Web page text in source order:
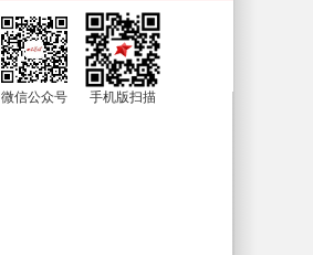
微信公众号 手机版扫描